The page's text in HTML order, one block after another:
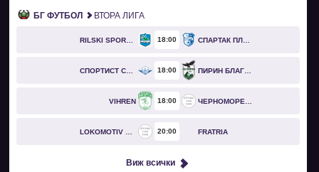
БГ ФУТБОЛ ВТОРА ЛИГА
RILSKI SPORTIST 18 00 СПАРТАК ПЛЕВЕН
СПОРТИСТ СВОГЕ 18 00 ПИРИН БЛАГОЕВГРАД
VIHREN 18 00
20 00 FRATRIA
Виж всички